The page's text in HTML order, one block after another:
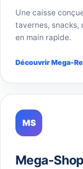
Une caisse
tavernes, snacks,
en main rapide.
Découvrir Mega-
MS
Mega-Shop